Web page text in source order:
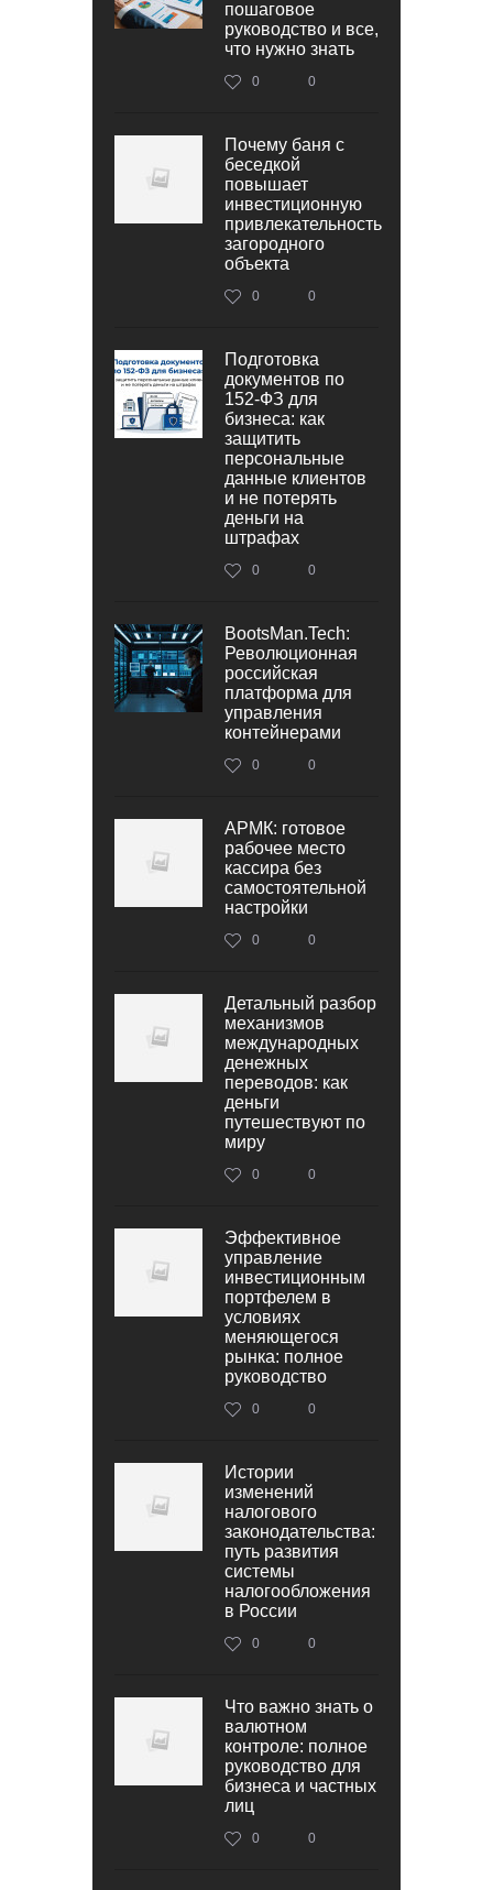
пошаговое
руководство и все,
что нужно знать
0 0
Почему баня с
беседкой
повышает
инвестиционную
привлекательность
загородного
объекта
0 0
Подготовка
документов по
152‑ФЗ для
бизнеса: как
защитить
персональные
данные клиентов
и не потерять
деньги на
штрафах
0 0
BootsMan.Tech:
Революционная
российская
платформа для
управления
контейнерами
0 0
АРМК: готовое
рабочее место
кассира без
самостоятельной
настройки
0 0
Детальный разбор
механизмов
международных
денежных
переводов: как
деньги
путешествуют по
миру
0 0
Эффективное
управление
инвестиционным
портфелем в
условиях
меняющегося
рынка: полное
руководство
0 0
Истории
изменений
налогового
законодательства:
путь развития
системы
налогообложения
в России
0 0
Что важно знать о
валютном
контроле: полное
руководство для
бизнеса и частных
лиц
0 0